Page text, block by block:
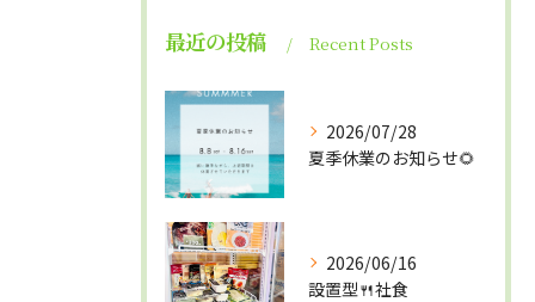
最近の投稿 Recent Posts
2026/07/28
夏季休業のお知らせ🌻
2026/06/16
設置型🍴社食